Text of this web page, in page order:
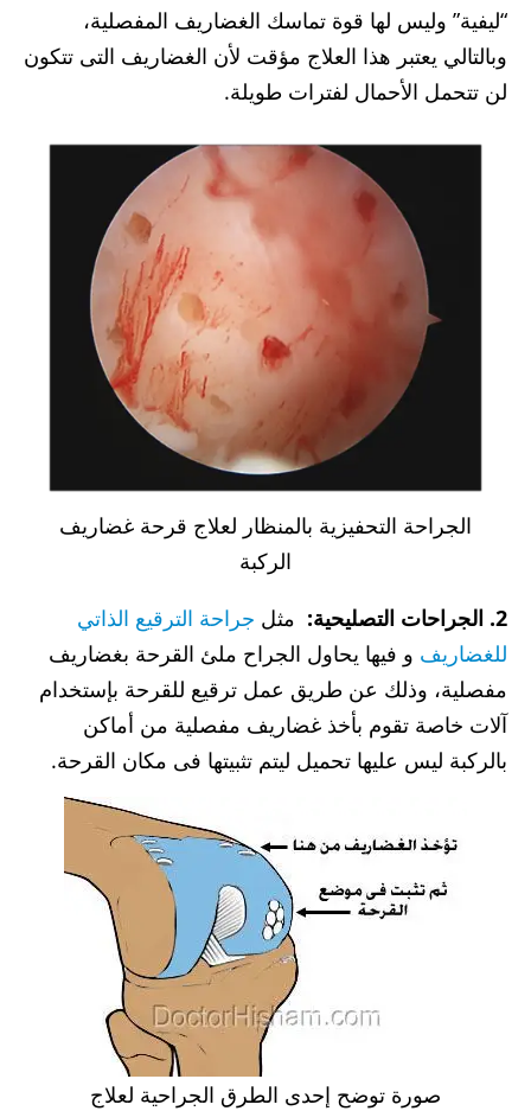
“ليفية” وليس لها قوة تماسك الغضاريف المفصلية،
وبالتالي يعتبر هذا العلاج مؤقت لأن الغضاريف التى تتكون
لن تتحمل الأحمال لفترات طويلة.
الجراحة التحفيزية بالمنظار لعلاج قرحة غضاريف
الركبة
2. الجراحات التصليحية:
مثل جراحة الترقيع الذاتي
للغضاريف و فيها يحاول الجراح ملئ القرحة بغضاريف
مفصلية، وذلك عن طريق عمل ترقيع للقرحة بإستخدام
آلات خاصة تقوم بأخذ غضاريف مفصلية من أماكن
بالركبة ليس عليها تحميل ليتم تثبيتها فى مكان القرحة.
صورة توضح إحدى الطرق الجراحية لعلاج